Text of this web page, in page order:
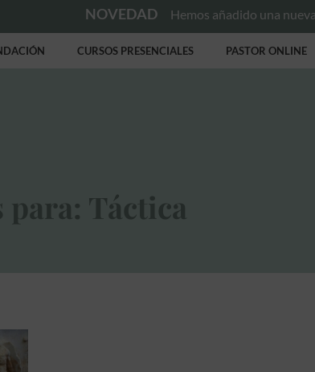
NOVEDAD Hemos añadido una
CURSOS PRESENCIALES PASTOR ONLINE
para: Táctica